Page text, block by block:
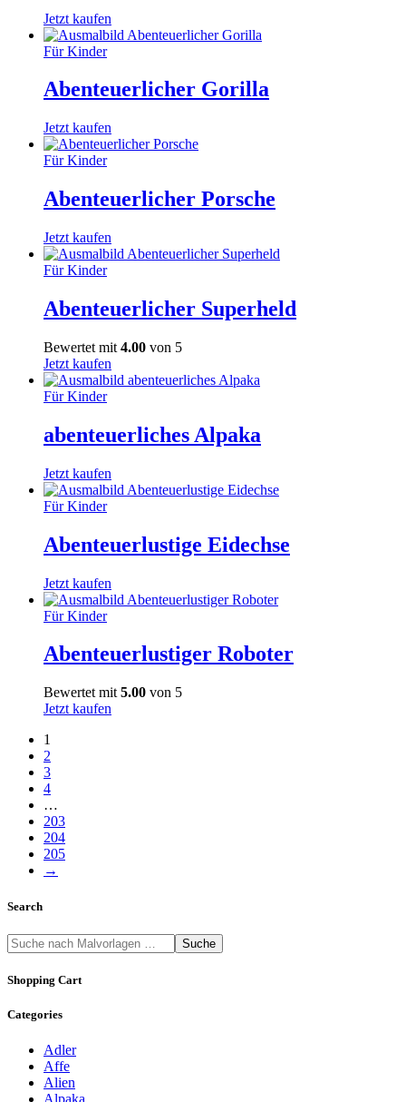
Jetzt kaufen
Für Kinder
Abenteuerlicher Gorilla
Jetzt kaufen
Für Kinder
Abenteuerlicher Porsche
Jetzt kaufen
Für Kinder
Abenteuerlicher Superheld
Bewertet mit 4.00 von 5
Jetzt kaufen
Für Kinder
abenteuerliches Alpaka
Jetzt kaufen
Für Kinder
Abenteuerlustige Eidechse
Jetzt kaufen
Für Kinder
Abenteuerlustiger Roboter
Bewertet mit 5.00 von 5
Jetzt kaufen
1
2
3
4
…
203
204
205
→
Search
Suche
Shopping Cart
Categories
Adler
Affe
Alien